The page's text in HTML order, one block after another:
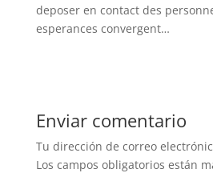
deposer en contact des
esperances convergent…
Enviar comentario
Tu dirección de correo
Los campos obligatorios están